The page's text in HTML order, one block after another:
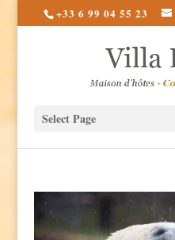
+33 6 99 04 55 23
Select Page